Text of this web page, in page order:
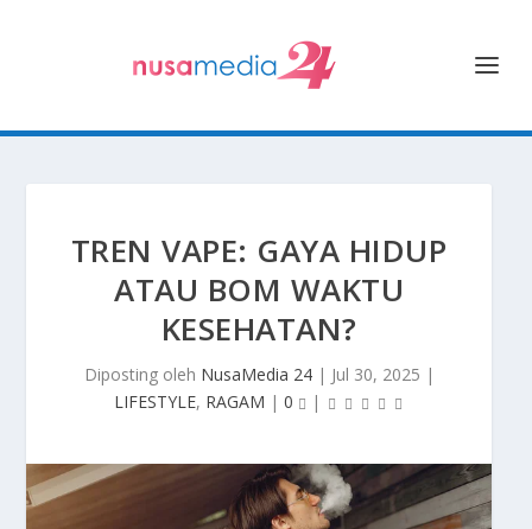
TREN VAPE: GAYA HIDUP
ATAU BOM WAKTU
KESEHATAN?
Diposting oleh NusaMedia 24| Jul 30, 2025 |
LIFESTYLE, RAGAM | 0 |